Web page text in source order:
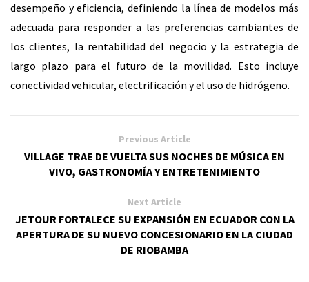
desempeño y eficiencia, definiendo la línea de modelos más
adecuada para responder a las preferencias cambiantes de
los clientes, la rentabilidad del negocio y la estrategia de
largo plazo para el futuro de la movilidad. Esto incluye
conectividad vehicular, electrificación y el uso de hidrógeno.
Previous Article
VILLAGE TRAE DE VUELTA SUS NOCHES DE MÚSICA EN
VIVO, GASTRONOMÍA Y ENTRETENIMIENTO
Next Article
JETOUR FORTALECE SU EXPANSIÓN EN ECUADOR CON LA
APERTURA DE SU NUEVO CONCESIONARIO EN LA CIUDAD
DE RIOBAMBA